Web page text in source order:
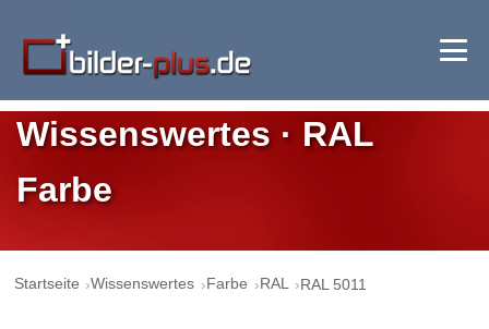
Wissenswertes · RAL
Farbe
Startseite Wissenswertes Farbe RAL RAL 5011